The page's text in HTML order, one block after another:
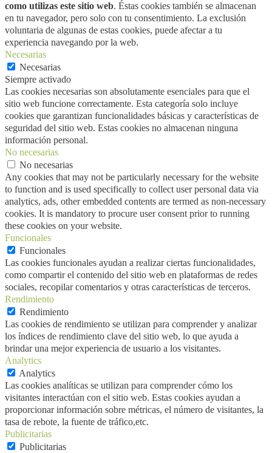
como utilizas este sitio web. Éstas cookies también se almacenan
en tu navegador, pero solo con tu consentimiento. La exclusión
voluntaria de algunas de estas cookies, puede afectar a tu
experiencia navegando por la web.
Necesarias
Necesarias
Siempre activado
Las cookies necesarias son absolutamente esenciales para que el
sitio web funcione correctamente. Esta categoría solo incluye
cookies que garantizan funcionalidades básicas y características de
seguridad del sitio web. Estas cookies no almacenan ninguna
información personal.
No necesarias
No necesarias
Any cookies that may not be particularly necessary for the website
to function and is used specifically to collect user personal data via
analytics, ads, other embedded contents are termed as non-necessary
cookies. It is mandatory to procure user consent prior to running
these cookies on your website.
Funcionales
Funcionales
Las cookies funcionales ayudan a realizar ciertas funcionalidades,
como compartir el contenido del sitio web en plataformas de redes
sociales, recopilar comentarios y otras características de terceros.
Rendimiento
Rendimiento
Las cookies de rendimiento se utilizan para comprender y analizar
los índices de rendimiento clave del sitio web, lo que ayuda a
brindar una mejor experiencia de usuario a los visitantes.
Analytics
Analytics
Las cookies analíticas se utilizan para comprender cómo los
visitantes interactúan con el sitio web. Estas cookies ayudan a
proporcionar información sobre métricas, el número de visitantes, la
tasa de rebote, la fuente de tráfico,etc.
Publicitarias
Publicitarias